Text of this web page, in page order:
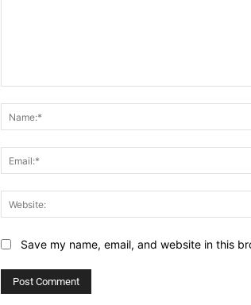
Save my name, email, and website in this